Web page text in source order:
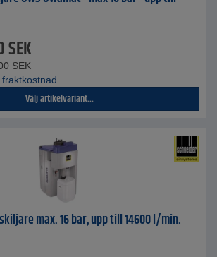
SEK
SEK
fraktkostnad
Välj artikelvariant...
max. 16 bar, upp till 14600 l/min.